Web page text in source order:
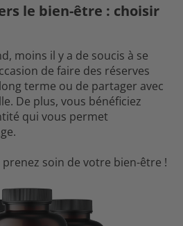
le bien-être : choisir
moins il y a de soucis à se
de faire des réserves
terme ou de partager avec
De plus, vous bénéficiez
qui vous permet
soin de votre bien-être !